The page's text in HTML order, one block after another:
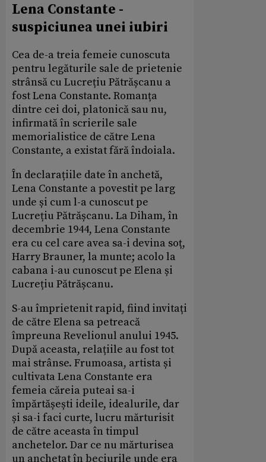
Lena Constante -
suspiciunea unei iubiri
Cea de-a treia femeie cunoscuta
pentru legăturile sale de prietenie
strânsă cu Lucrețiu Pătrășcanu a
fost Lena Constante. Romanța
dintre cei doi, platonică sau nu,
infirmată în scrierile sale
memorialistice de către Lena
Constante, a existat fără îndoiala.
În declarațiile date în anchetă,
Lena Constante a povestit pe larg
unde și cum l-a cunoscut pe
Lucrețiu Pătrășcanu. La Diham, în
decembrie 1944, Lena Constante
era cu cel care avea sa-i devina soț,
Harry Brauner, la munte; acolo la
cabana i-au cunoscut pe Elena și
Lucrețiu Pătrășcanu.
S-au împrietenit rapid, fiind invitați
de către Elena sa petreacă
împreuna Revelionul anului 1945.
După aceasta, relațiile au fost tot
mai strânse. Frumoasa, artista și
cultivata Lena Constante era
femeia căreia puteai sa-i
împărtășești ideile, idealurile, dar
și sa-i faci curte, lucru mărturisit
de către aceasta în timpul
anchetelor. Dar ce nu mărturisea
un anchetat în beciurile unde era